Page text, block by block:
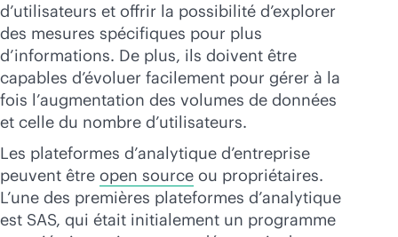
d’utilisateurs et offrir la possibilité d’explorer
des mesures spécifiques pour plus
d’informations. De plus, ils doivent être
capables d’évoluer facilement pour gérer à la
fois l’augmentation des volumes de données
et celle du nombre d’utilisateurs.
Les plateformes d’analytique d’entreprise
peuvent être open source ou propriétaires.
L’une des premières plateformes d’analytique
est SAS, qui était initialement un programme